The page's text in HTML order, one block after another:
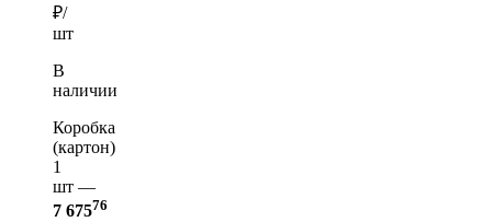
₽/
шт
В
наличии
Коробка
(картон)
1
шт —
7 67576